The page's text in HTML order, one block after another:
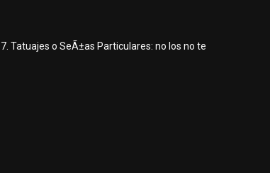
7. Tatuajes o SeÃ±as Particulares: no los no te